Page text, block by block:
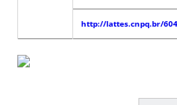
http://lattes.cnpq.br/